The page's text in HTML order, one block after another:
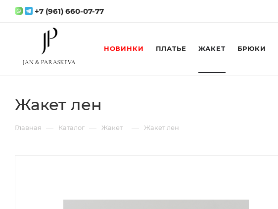
+7 (961) 660-07-77
НОВИНКИ ПЛАТЬЕ ЖАКЕТ БРЮКИ
Жакет лен
Главная — Каталог — Жакет — Жакет лен